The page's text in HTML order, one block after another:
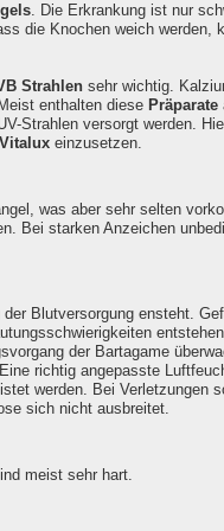
. Die Erkrankung ist nur
die Knochen weich werden,
Strahlensehr wichtig.
enthalten diese Präparate
Strahlen versorgt werden.
einzusetzen.
was aber sehr selten
Bei starken Anzeichen
Blutversorgung ensteht.
der Bartagame
richtig angepasste
werden. Bei Verletzungen
sich nicht ausbreitet.
meist sehr hart.